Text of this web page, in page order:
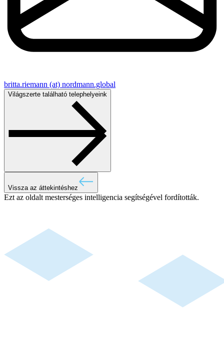
britta.riemann (at) nordmann.global
Világszerte található telephelyeink
Vissza az áttekintéshez
Ezt az oldalt mesterséges intelligencia segítségével fordították.